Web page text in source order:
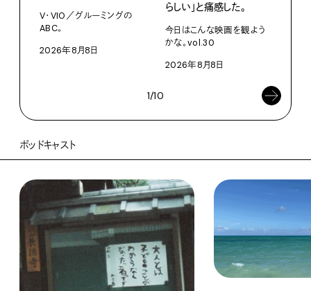
V・VIO／グルーミングの
ABC。
2026年8月8日
らしい」と痛感した。
今日はこんな映画を観よう
かな。vol.30
2026年8月8日
1/10
ポッドキャスト